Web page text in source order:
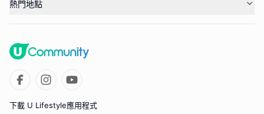
熱門地點
下載 U Lifestyle應用程式